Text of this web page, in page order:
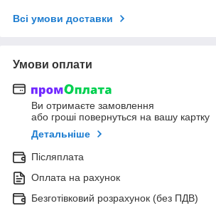
Всі умови доставки
Умови оплати
Ви отримаєте замовлення
або гроші повернуться на вашу картку
Детальніше
Післяплата
Оплата на рахунок
Безготівковий розрахунок (без ПДВ)